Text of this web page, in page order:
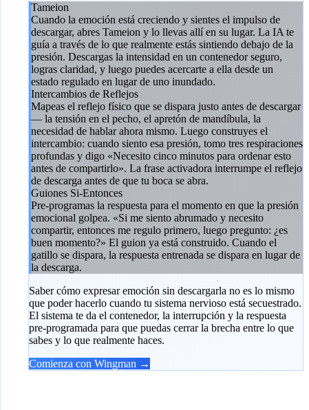
Tameion
Cuando la emoción está creciendo y sientes el impulso de
descargar, abres Tameion y lo llevas allí en su lugar. La IA te
guía a través de lo que realmente estás sintiendo debajo de la
presión. Descargas la intensidad en un contenedor seguro,
logras claridad, y luego puedes acercarte a ella desde un
estado regulado en lugar de uno inundado.
Intercambios de Reflejos
Mapeas el reflejo físico que se dispara justo antes de descargar
— la tensión en el pecho, el apretón de mandíbula, la
necesidad de hablar ahora mismo. Luego construyes el
intercambio: cuando siento esa presión, tomo tres respiraciones
profundas y digo «Necesito cinco minutos para ordenar esto
antes de compartirlo». La frase activadora interrumpe el reflejo
de descarga antes de que tu boca se abra.
Guiones Si-Entonces
Pre-programas la respuesta para el momento en que la presión
emocional golpea. «Si me siento abrumado y necesito
compartir, entonces me regulo primero, luego pregunto: ¿es
buen momento?» El guion ya está construido. Cuando el
gatillo se dispara, la respuesta entrenada se dispara en lugar de
la descarga.
Saber cómo expresar emoción sin descargarla no es lo mismo
que poder hacerlo cuando tu sistema nervioso está secuestrado.
El sistema te da el contenedor, la interrupción y la respuesta
pre-programada para que puedas cerrar la brecha entre lo que
sabes y lo que realmente haces.
Comienza con Wingman →